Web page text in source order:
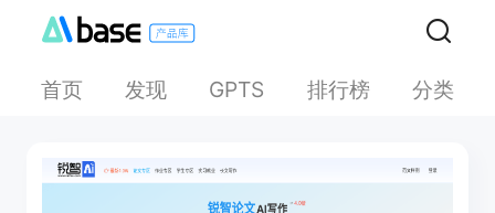
首页 发现 GPTS 排行榜 分类